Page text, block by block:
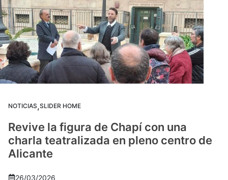
NOTICIAS,SLIDER HOME
Revive la figura de Chapí con una
charla teatralizada en pleno centro de
Alicante
26/03/2026